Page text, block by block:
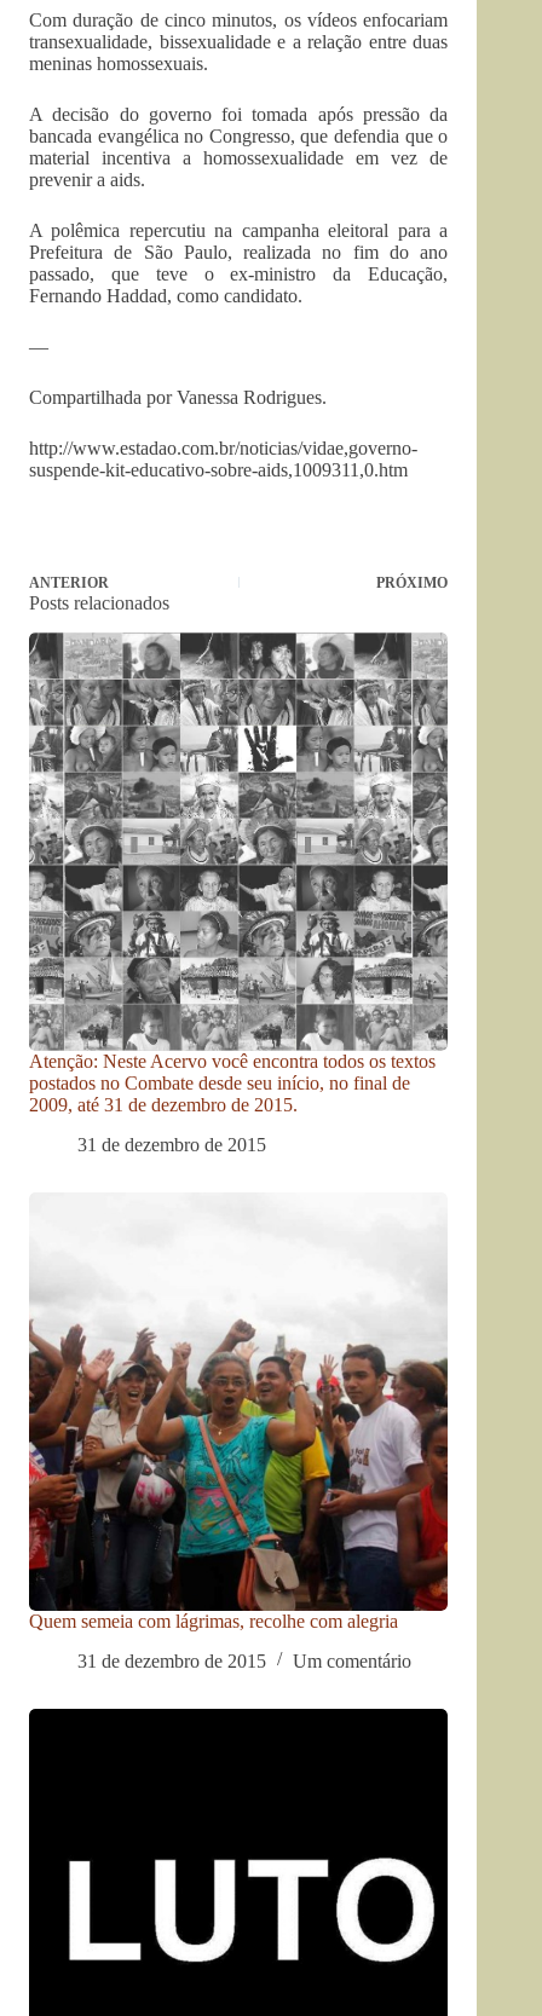
Com duração de cinco minutos, os vídeos enfocariam
transexualidade, bissexualidade e a relação entre duas
meninas homossexuais.
A decisão do governo foi tomada após pressão da
bancada evangélica no Congresso, que defendia que o
material incentiva a homossexualidade em vez de
prevenir a aids.
A polêmica repercutiu na campanha eleitoral para a
Prefeitura de São Paulo, realizada no fim do ano
passado, que teve o ex-ministro da Educação,
Fernando Haddad, como candidato.
—
Compartilhada por Vanessa Rodrigues.
http://www.estadao.com.br/noticias/vidae,governo-
suspende-kit-educativo-sobre-aids,1009311,0.htm
ANTERIOR PRÓXIMO
Posts relacionados
Atenção: Neste Acervo você encontra todos os textos
postados no Combate desde seu início, no final de
2009, até 31 de dezembro de 2015.
31 de dezembro de 2015
Quem semeia com lágrimas, recolhe com alegria
31 de dezembro de 2015
Um comentário